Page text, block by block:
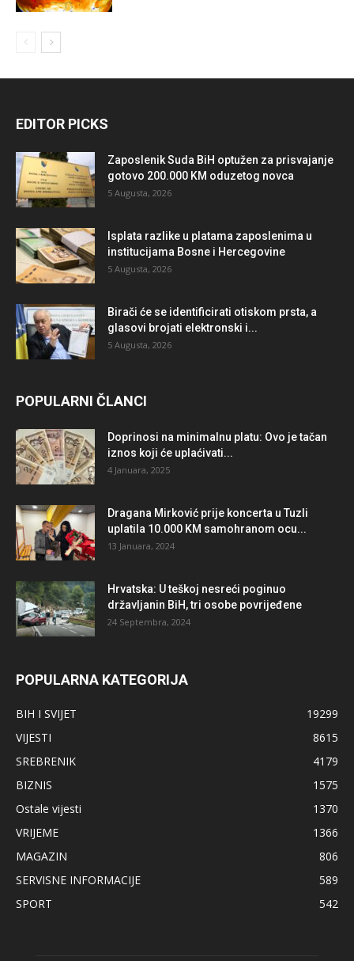
EDITOR PICKS
Zaposlenik Suda BiH optužen za prisvajanje
gotovo 200.000 KM oduzetog novca
5 Augusta, 2026
Isplata razlike u platama zaposlenima u
institucijama Bosne i Hercegovine
5 Augusta, 2026
Birači će se identificirati otiskom prsta, a
glasovi brojati elektronski i...
5 Augusta, 2026
POPULARNI ČLANCI
Doprinosi na minimalnu platu: Ovo je tačan
iznos koji će uplaćivati...
4 Januara, 2025
Dragana Mirković prije koncerta u Tuzli
uplatila 10.000 KM samohranom ocu...
13 Januara, 2024
Hrvatska: U teškoj nesreći poginuo
državljanin BiH, tri osobe povrijeđene
24 Septembra, 2024
POPULARNA KATEGORIJA
BIH I SVIJET
19299
VIJESTI
8615
SREBRENIK
4179
BIZNIS
1575
Ostale vijesti
1370
VRIJEME
1366
MAGAZIN
806
SERVISNE INFORMACIJE
589
SPORT
542